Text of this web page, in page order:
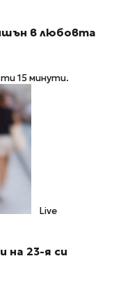
в любовта
15 минути.
Live
на 23-я си